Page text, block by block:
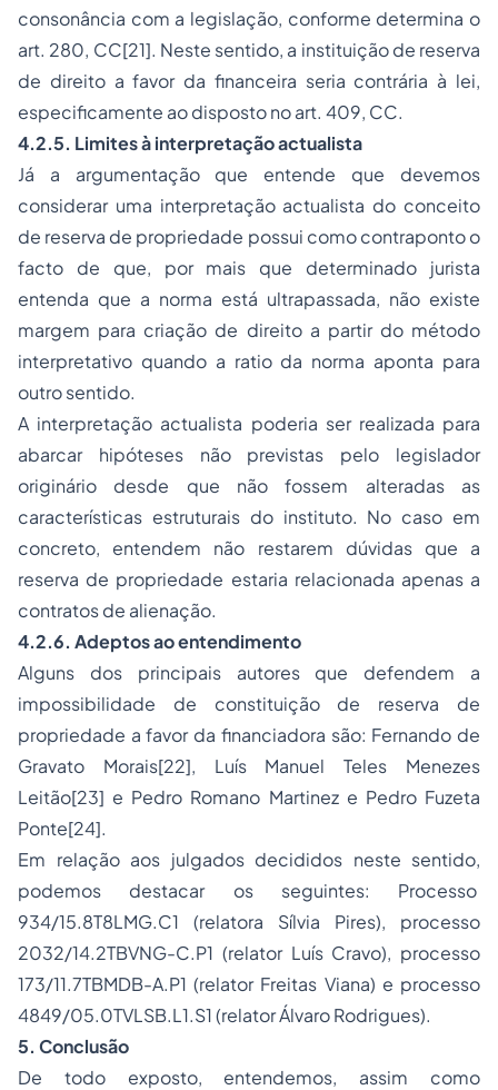
consonância com a legislação, conforme determina o
art. 280, CC[21]. Neste sentido, a instituição de reserva
de direito a favor da financeira seria contrária à lei,
especificamente ao disposto no art. 409, CC.
4.2.5. Limites à interpretação actualista
Já a argumentação que entende que devemos
considerar uma interpretação actualista do conceito
de reserva de propriedade possui como contraponto o
facto de que, por mais que determinado jurista
entenda que a norma está ultrapassada, não existe
margem para criação de direito a partir do método
interpretativo quando a ratioda norma aponta para
outro sentido.
A interpretação actualista poderia ser realizada para
abarcar hipóteses não previstas pelo legislador
originário desde que não fossem alteradas as
características estruturais do instituto. No caso em
concreto, entendem não restarem dúvidas que a
reserva de propriedade estaria relacionada apenas a
contratos de alienação.
4.2.6. Adeptos ao entendimento
Alguns dos principais autores que defendem a
impossibilidade de constituição de reserva de
propriedade a favor da financiadora são: Fernando de
Gravato Morais[22], Luís Manuel Teles Menezes
Leitão[23] e Pedro Romano Martinez e Pedro Fuzeta
Ponte[24].
Em relação aos julgados decididos neste sentido,
podemos destacar os seguintes: Processo
934/15.8T8LMG.C1 (relatora Sílvia Pires), processo
2032/14.2TBVNG-C.P1 (relator Luís Cravo), processo
173/11.7TBMDB-A.P1 (relator Freitas Viana) e processo
4849/05.0TVLSB.L1.S1 (relator Álvaro Rodrigues).
5. Conclusão
De todo exposto, entendemos, assim como